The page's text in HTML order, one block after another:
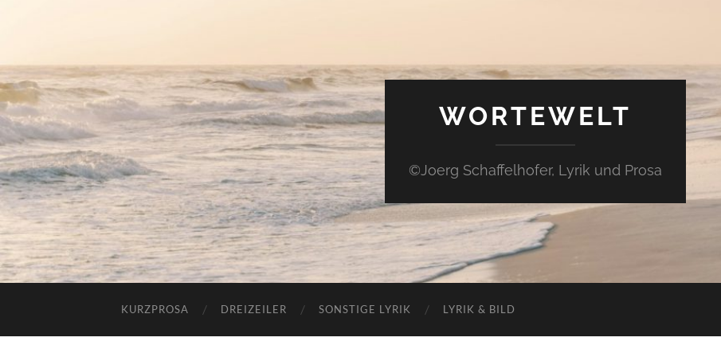
WORTEWELT
©Joerg Schaffelhofer, Lyrik und Prosa
KURZPROSA DREIZEILER SONSTIGE LYRIK LYRIK & BILD